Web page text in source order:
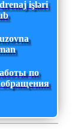
işləri
по
обращения